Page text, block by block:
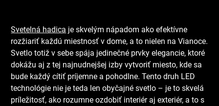
Svetelná hadica je skvelým nápadom ako efektívne
rozžiariť každú miestnosť v dome, a to nielen na Vianoce.
Svetlo totiž v sebe spája jedinečné prvky elegancie, ktoré
dokážu aj z tej najnudnejšej izby vytvoriť miesto, kde sa
bude každý cítiť príjemne a pohodlne. Tento druh LED
technológie nie je teda len obyčajné svetlo – je to skvelá
príležitosť, ako rozumne ozdobiť interiér aj exteriér, a to s